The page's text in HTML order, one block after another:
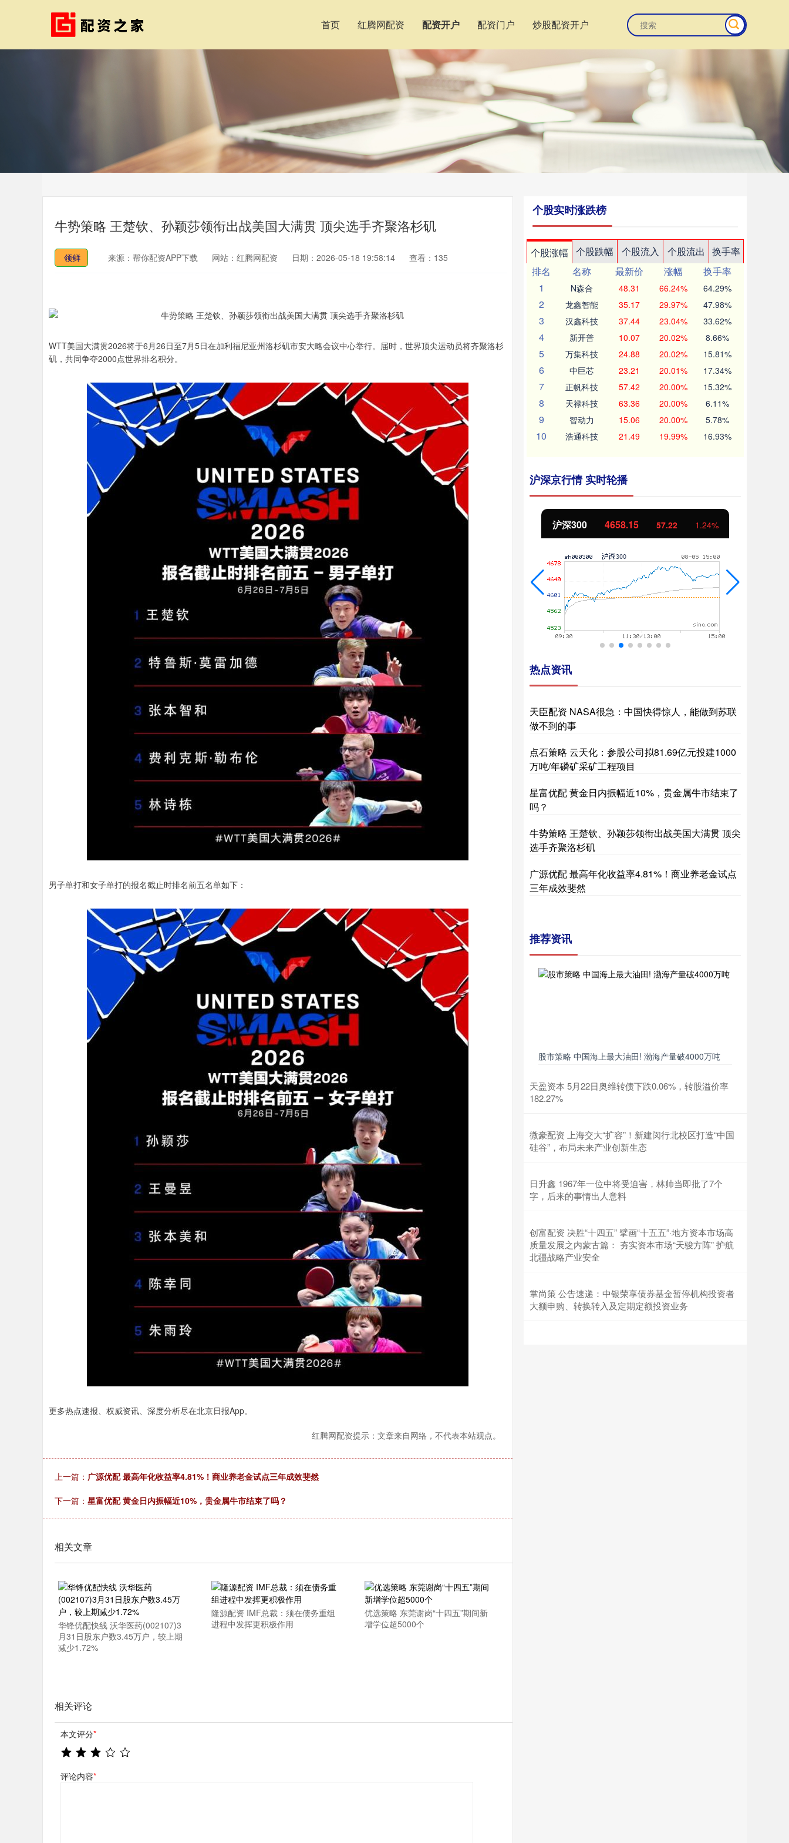
首页 红腾网配资 配资开户 配资门户 炒股配资开户
牛势策略 王楚钦、孙颖莎领衔出战美国大满贯 顶尖选手齐聚洛杉矶
领鲜 来源：帮你配资APP下载 网站：红腾网配资 日期：2026-05-18 19:58:14 查看：135
WTT美国大满贯2026将于6月26日至7月5日在加利福尼亚州洛杉矶市安大略会议中心举行。届时，世界顶尖运动员将齐聚洛杉
矶，共同争夺2000点世界排名积分。
男子单打和女子单打的报名截止时排名前五名单如下：
更多热点速报、权威资讯、深度分析尽在北京日报App。
红腾网配资提示：文章来自网络，不代表本站观点。
上一篇： 广源优配 最高年化收益率4.81%！商业养老金试点三年成效斐然
下一篇： 星富优配 黄金日内振幅近10%，贵金属牛市结束了吗？
相关文章
华锋优配快线 沃华医药(002107)3
月31日股东户数3.45万户，较上期
减少1.72%
隆源配资 IMF总裁：须在债务重组
进程中发挥更积极作用
优选策略 东莞谢岗“十四五”期间新
增学位超5000个
相关评论
本文评分*
评论内容*
个股实时涨跌榜
个股涨幅 个股跌幅 个股流入 个股流出
换手率
排名
名称 最新价 涨幅
换手率
1
N森合 48.31 66.24% 64.29%
2 龙鑫智能 35.17 29.97% 47.98%
3 汉鑫科技 37.44 23.04% 33.62%
4 新开普 10.07 20.02% 8.66%
5 万集科技 24.88 20.02% 15.81%
6 中巨芯 23.21 20.01% 17.34%
7 正帆科技 57.42 20.00% 15.32%
8 天禄科技 63.36 20.00% 6.11%
9 智动力 15.06 20.00% 5.78%
10 浩通科技 21.49 19.99% 16.93%
沪深京行情 实时轮播
56.15 1.47% 深证成指 沪深300 4658.15 57.22 1.24%
热点资讯
天臣配资 NASA很急：中国快得惊人，能做到苏联
做不到的事
点石策略 云天化：参股公司拟81.69亿元投建1000
万吨/年磷矿采矿工程项目
星富优配 黄金日内振幅近10%，贵金属牛市结束了
吗？
牛势策略 王楚钦、孙颖莎领衔出战美国大满贯 顶尖
选手齐聚洛杉矶
广源优配 最高年化收益率4.81%！商业养老金试点
三年成效斐然
推荐资讯
股市策略 中国海上最大油田! 渤海产量破4000万吨
天盈资本 5月22日奥维转债下跌0.06%，转股溢价率
182.27%
微豪配资 上海交大“扩容”！新建闵行北校区打造“中国
硅谷”，布局未来产业创新生态
日升鑫 1967年一位中将受迫害，林帅当即批了7个
字，后来的事情出人意料
创富配资 决胜“十四五” 擘画“十五五”·地方资本市场高
质量发展之内蒙古篇： 夯实资本市场“天骏方阵” 护航
北疆战略产业安全
掌尚策 公告速递：中银荣享债券基金暂停机构投资者
大额申购、转换转入及定期定额投资业务